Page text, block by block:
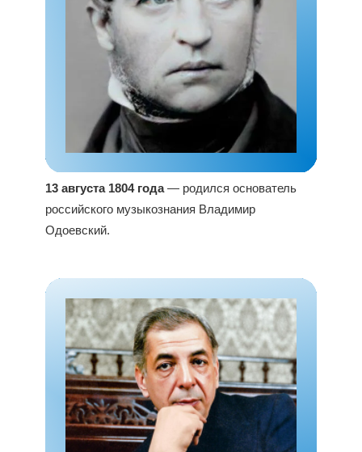
13 августа 1804 года— родился основатель
российского музыкознания Владимир
Одоевский.